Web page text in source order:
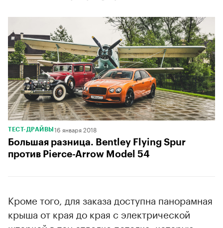
ТЕСТ-ДРАЙВЫ 16 января 2018
Большая разница. Bentley Flying Spur
против Pierce-Arrow Model 54
Кроме того, для заказа доступна панорамная
крыша от края до края с электрической